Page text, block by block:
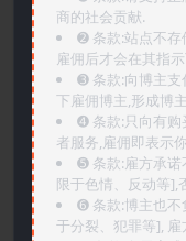
商的社会贡献.
➋️ 条款:站点不存
雇佣后才会在其指
➌️ 条款:向博主支
下雇佣博主,形成博
➍️ 条款:只向有购
者服务,雇佣即表示
➎ 条款:雇方承诺
限于色情、反动等],
➏️ 条款:博主也不
于分裂、犯罪等],